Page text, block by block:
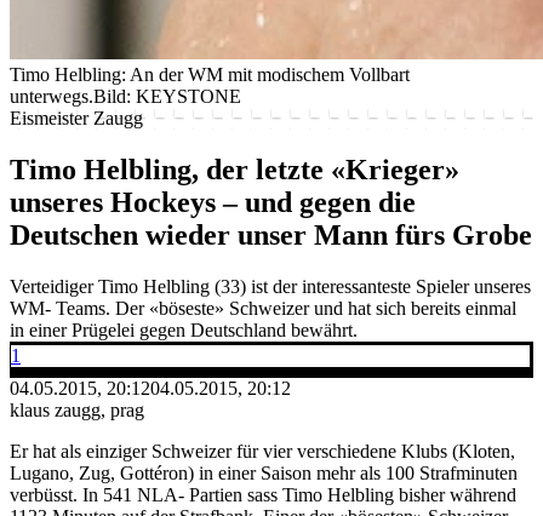
Timo Helbling: An der WM mit modischem Vollbart
unterwegs.Bild: KEYSTONE
Eismeister Zaugg
Timo Helbling, der letzte «Krieger»
unseres Hockeys – und gegen die
Deutschen wieder unser Mann fürs Grobe
Verteidiger Timo Helbling (33) ist der interessanteste Spieler unseres
WM- Teams. Der «böseste» Schweizer und hat sich bereits einmal
in einer Prügelei gegen Deutschland bewährt.
1
04.05.2015, 20:1204.05.2015, 20:12
klaus zaugg, prag
Er hat als einziger Schweizer für vier verschiedene Klubs (Kloten,
Lugano, Zug, Gottéron) in einer Saison mehr als 100 Strafminuten
verbüsst. In 541 NLA- Partien sass Timo Helbling bisher während